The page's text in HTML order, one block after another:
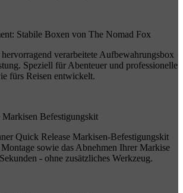
Stabile Boxen von The Nomad Fox
verarbeitete Aufbewahrungsbox
Speziell für Abenteuer und professionelle
fürs Reisen entwickelt.
Markisen Befestigungskit
Quick Release Markisen-Befestigungskit
sowie das Abnehmen Ihrer Markise
- ohne zusätzliches Werkzeug.